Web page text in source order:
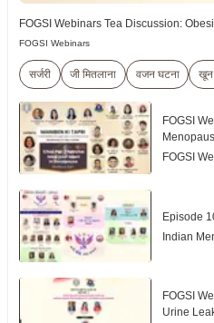
FOGSI Webinars Tea Discussion:
FOGSI Webinars
सर्जरी जी मितलाना वजन घटना खून
FOGSI
FOGSI
Episode
Indian
FOGSI
Urine